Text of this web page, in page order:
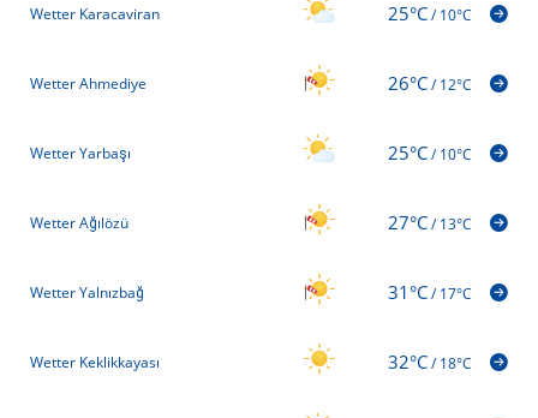
Wetter Karacaviran 25°C/10°C
Wetter Ahmediye 26°C/12°C
Wetter Yarbaşı 25°C/10°C
Wetter Ağılözü 27°C/13°C
Wetter Yalnızbağ 31°C/17°C
Wetter Keklikkayası 32°C/18°C